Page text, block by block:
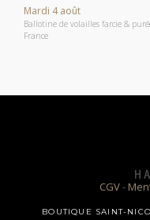
Mardi 4 août
Ballotine de volailles farcie &
France
CGV-
BOUTIQUE SAINT-